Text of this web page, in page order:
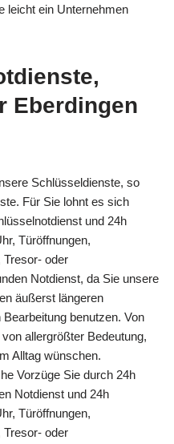
leicht ein Unternehmen
Eberdingen
Schlüsseldienste, so
Für Sie lohnt es sich
und 24h
Türöffnungen,
Tresor- oder
Notdienst, da Sie unsere
äußerst längeren
benutzen. Von
allergrößter Bedeutung,
Alltag wünschen.
Vorzüge Sie durch 24h
Notdienst und 24h
Türöffnungen,
Tresor- oder